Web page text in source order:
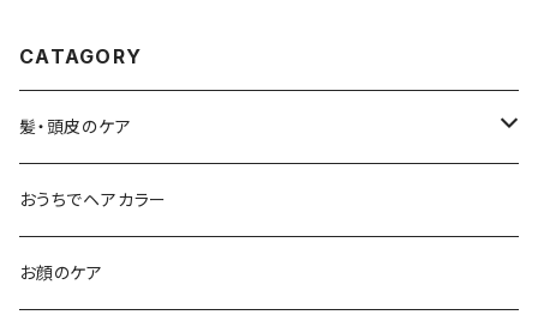
CATAGORY
髪・頭皮のケア
シャンプー
流すトリートメント
おうちでヘアカラー
お顔のケア